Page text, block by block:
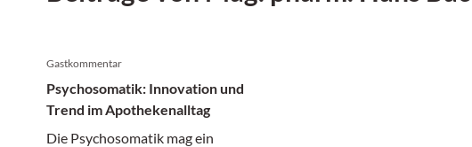
Gastkommentar
Psychosomatik: Innovation und
Trend im Apothekenalltag
Die Psychosomatik mag ein